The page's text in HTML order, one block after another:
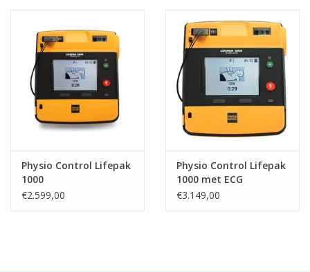
Physio Control Lifepak
1000
€2.599,00
Physio Control Lifepak
1000 met ECG
weergave
€3.149,00